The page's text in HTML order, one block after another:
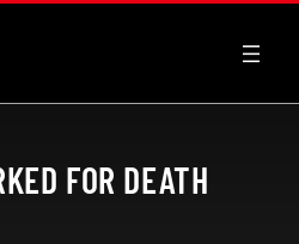
FOR DEATH